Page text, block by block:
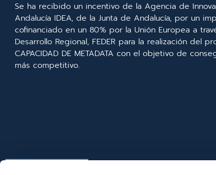
Se ha recibido un incentivo de la Agencia de
Andalucía IDEA, de la Junta de Andalucía, por un
cofinanciado en un 80% por la Unión Europea a
Desarrollo Regional, FEDER para la realización del
CAPACIDAD DE METADATA con el objetivo de
más competitivo.